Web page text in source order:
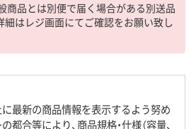
商品とは別便で届く場合がある別送品
細はレジ画面にてご確認をお願い致し
最新の商品情報を表示するよう努め
都合等により、商品規格・仕様（容量、